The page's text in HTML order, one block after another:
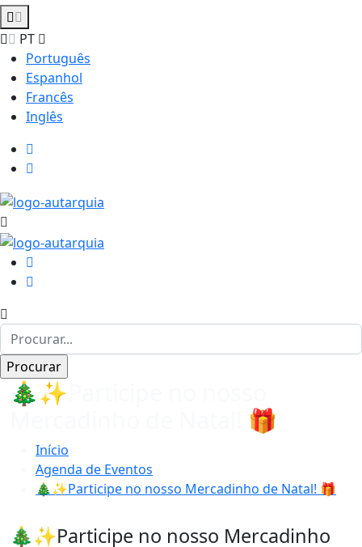
PT
Português
Espanhol
Francês
Inglês
🎄✨Participe no nosso
Mercadinho de Natal! 🎁
Início
Agenda de Eventos
🎄✨Participe no nosso Mercadinho de Natal! 🎁
🎄✨Participe no nosso Mercadinho